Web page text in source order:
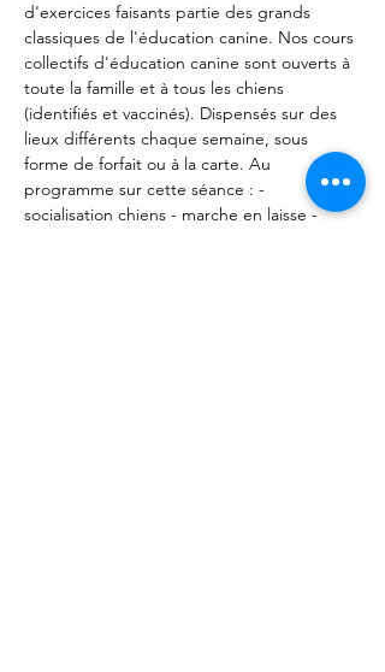
d'exercices faisants partie des grands
classiques de l'éducation canine. Nos cours
collectifs d'éducation canine sont ouverts à
toute la famille et à tous les chiens
(identifiés et vaccinés). Dispensés sur des
lieux différents chaque semaine, sous
forme de forfait ou à la carte. Au
programme sur cette séance : -
socialisation chiens - marche en laisse -